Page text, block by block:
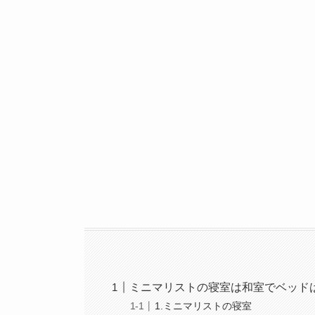
ミニマリストの寝室は和室でベッド
1.ミニマリストの寝室